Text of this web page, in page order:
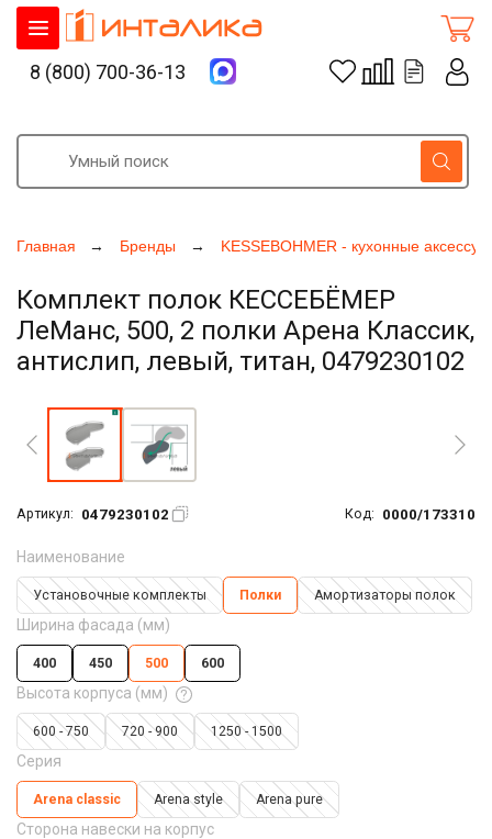
Главная Бренды KESSEBOHMER - кухонные
Комплект полок КЕССЕБЁМЕР
ЛеМанс, 500, 2 полки Арена Классик,
антислип, левый, титан, 0479230102
Артикул: 0479230102 Код: 0000/173310
Наименование
Установочные комплекты Полки Амортизаторы полок
Ширина фасада (мм)
400 450 500 600
Высота корпуса (мм)
600 - 750 720 - 900 1250 - 1500
Серия
Arena classic Arena style Arena pure
Сторона навески на корпус
8 (800) 700-36-13